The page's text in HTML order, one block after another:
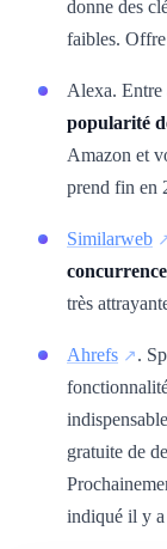
donne des
faibles. Offre
Alexa. Entre
popularité
Amazon et
prend fin en
Similarweb
concurrence
très
Ahrefs
.
gratuite de
indiqué il y a